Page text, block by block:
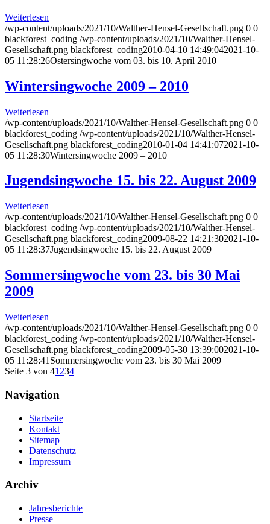
Weiterlesen
/wp-content/uploads/2021/10/Walther-Hensel-Gesellschaft.png 0 0
blackforest_coding /wp-content/uploads/2021/10/Walther-Hensel-
Gesellschaft.png blackforest_coding2010-04-10 14:49:042021-10-
05 11:28:26Ostersingwoche vom 03. bis 10. April 2010
Wintersingwoche 2009 – 2010
Weiterlesen
/wp-content/uploads/2021/10/Walther-Hensel-Gesellschaft.png 0 0
blackforest_coding /wp-content/uploads/2021/10/Walther-Hensel-
Gesellschaft.png blackforest_coding2010-01-04 14:41:072021-10-
05 11:28:30Wintersingwoche 2009 – 2010
Jugendsingwoche 15. bis 22. August 2009
Weiterlesen
/wp-content/uploads/2021/10/Walther-Hensel-Gesellschaft.png 0 0
blackforest_coding /wp-content/uploads/2021/10/Walther-Hensel-
Gesellschaft.png blackforest_coding2009-08-22 14:21:302021-10-
05 11:28:37Jugendsingwoche 15. bis 22. August 2009
Sommersingwoche vom 23. bis 30 Mai
2009
Weiterlesen
/wp-content/uploads/2021/10/Walther-Hensel-Gesellschaft.png 0 0
blackforest_coding /wp-content/uploads/2021/10/Walther-Hensel-
Gesellschaft.png blackforest_coding2009-05-30 13:39:002021-10-
05 11:28:41 Sommersingwoche vom 23. bis 30 Mai 2009
Seite 3 von 41 234
Navigation
Startseite
Kontakt
Sitemap
Datenschutz
Impressum
Archiv
Jahresberichte
Presse